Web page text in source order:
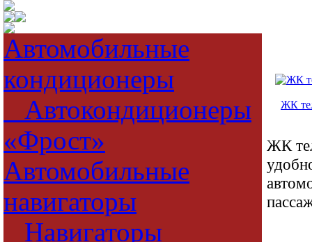
Автомобильные
кондиционеры
Автокондиционеры
«Фрост»
Автомобильные
навигаторы
Навигаторы
ЖК
ЖК